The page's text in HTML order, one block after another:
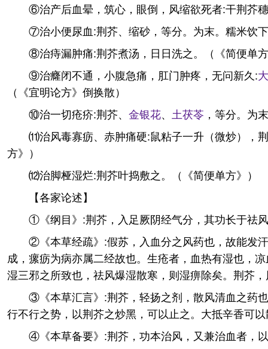
⑥治产后血晕，筑心，眼倒，风缩欲死者:干荆芥
⑦治小便尿血:荆芥、缩砂，等分。为末。糯米饮
⑧治痔漏肿痛:荆芥煮汤，日日洗之。（《简便单
⑨治癃闭不通，小腹急痛，肛门肿疼，无问新久:
（《宜明论方》倒换散）
⑩治一切疮疥:荆芥、 金银花、 土茯苓 ，等分。为
⑾治风毒寡疬、赤肿痛硬:鼠粘子一升（微炒），
方》）
⑿治脚桠湿烂:荆芥叶捣敷之。（《简便单方》）
【各家论述】
①《纲目》:荆芥，入足厥阴经气分，其功长于祛
②《本草经疏》:假苏，入血分之风药也，故能发
成，瘰疬为病亦属二经故也。生疮者，血热有湿也，
湿三邪之所致也，祛风爆湿散寒，则湿痹除矣。荆芥
③《本草汇言》:荆芥，轻扬之剂，散风清血之药
行不行之势，以荆芥之炒黑，可以止之。大抵辛香可
④《本草备要》:荆芥，功本治风，又兼治血者，